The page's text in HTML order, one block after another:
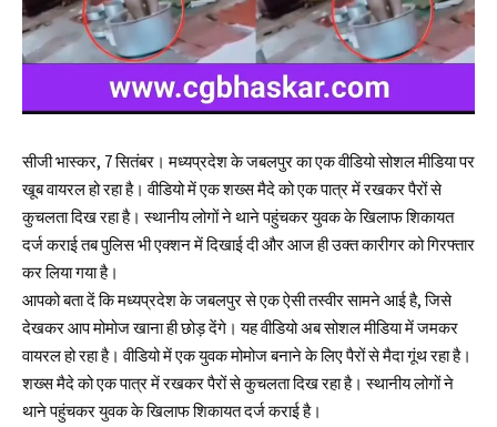
सीजी भास्कर, 7 सितंबर। मध्यप्रदेश के जबलपुर का एक वीडियो सोशल मीडिया पर
खूब वायरल हो रहा है। वीडियो में एक शख्स मैदे को एक पात्र में रखकर पैरों से
कुचलता दिख रहा है। स्थानीय लोगों ने थाने पहुंचकर युवक के खिलाफ शिकायत
दर्ज कराई तब पुलिस भी एक्शन में दिखाई दी और आज ही उक्त कारीगर को गिरफ्तार
कर लिया गया है।
आपको बता दें कि मध्यप्रदेश के जबलपुर से एक ऐसी तस्वीर सामने आई है, जिसे
देखकर आप मोमोज खाना ही छोड़ देंगे। यह वीडियो अब सोशल मीडिया में जमकर
वायरल हो रहा है। वीडियो में एक युवक मोमोज बनाने के लिए पैरों से मैदा गूंथ रहा है।
शख्स मैदे को एक पात्र में रखकर पैरों से कुचलता दिख रहा है। स्थानीय लोगों ने
थाने पहुंचकर युवक के खिलाफ शिकायत दर्ज कराई है।